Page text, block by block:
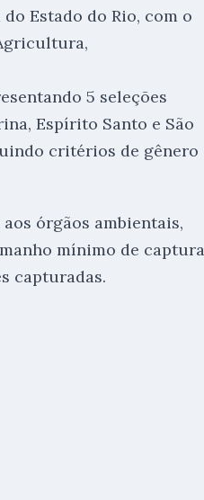
Estado do Rio, com o
5 seleções
Espírito Santo e São
critérios de gênero
órgãos ambientais,
mínimo de captura
capturadas.